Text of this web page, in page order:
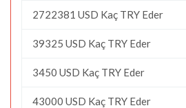
2722381 USD Kaç TRY Eder
39325 USD Kaç TRY Eder
3450 USD Kaç TRY Eder
43000 USD Kaç TRY Eder